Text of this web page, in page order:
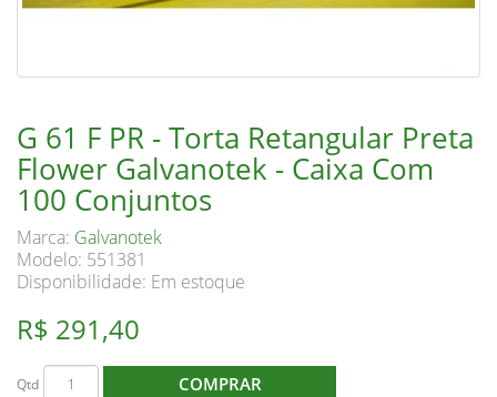
G 61 F PR - Torta Retangular Preta
Flower Galvanotek - Caixa Com
100 Conjuntos
Marca: Galvanotek
Modelo: 551381
Disponibilidade: Em estoque
R$ 291,40
Qtd COMPRAR